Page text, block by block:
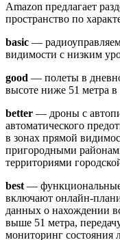
Amazon предлагает
пространство по
basic —
видимости с низким
good — полеты в
высоте ниже 51 метра
better — дроны с
автоматического
в зонах прямой
пригородными
территориями
best — функциональные
включают онлайн-
данных о нахождении
выше 51 метра,
мониторинг состояния